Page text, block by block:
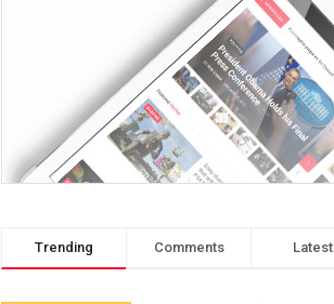
Trending Comments Latest